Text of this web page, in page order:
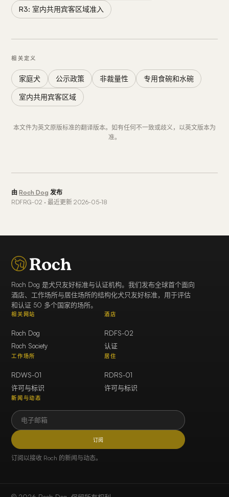
R3: 室内共用宾客区域准入
相关定义
家庭犬 公示政策 非裁量性 专用食碗和水碗
室内共用宾客区域
本文件为英文原版标准的翻译版本。如有任何不一致或歧义，以英文版本为
准。
由Roch Dog 发布
RDFRG-02 · 最近更新 2026-05-18
Roch Dog 是犬只友好标准与认证机构。我们发布全球首个面向
酒店、工作场所与居住场所的结构化犬只友好标准，用于评估
和认证 50 多个国家的场所。
相关网站
Roch Dog
Roch Society
酒店
RDFS-02
认证
工作场所
RDWS-01
许可与标识
居住
RDRS-01
许可与标识
新闻与动态
订阅
订阅以接收 Roch 的新闻与动态。